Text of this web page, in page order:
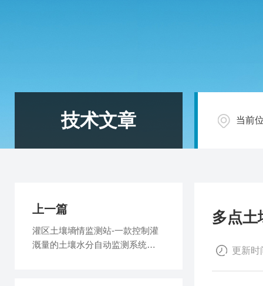
技术文章 当前
多点土
更新时
上一篇
灌区土壤墒情监测站-一款控制灌
溉量的土壤水分自动监测系统